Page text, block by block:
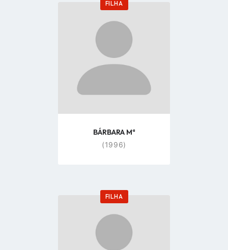
FILHA
Go
profile
page
BÁRBARA Mª
(1996)
FILHA
Go
profile
page